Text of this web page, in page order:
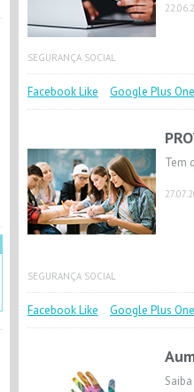
SEGURANÇA SOCIAL
Facebook Like Google Plus One
Tem
SEGURANÇA SOCIAL
Facebook Like Google Plus One